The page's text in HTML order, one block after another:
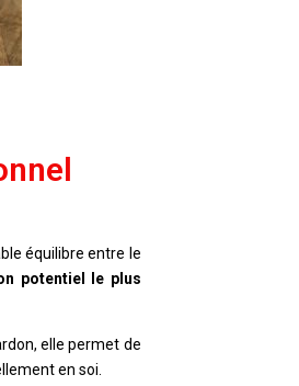
équilibre entre le
potentiel le plus
elle permet de
en soi.